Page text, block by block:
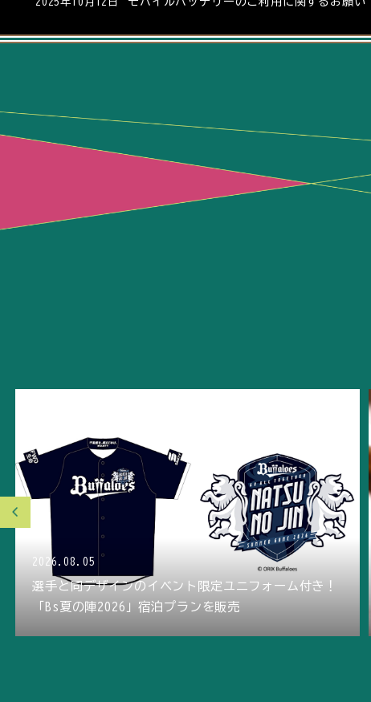
2026.07.27
秋刀魚やキノコ、さつまいもが彩るランチビュッフェ
秋の味覚を時間無制限で心ゆくまで堪能